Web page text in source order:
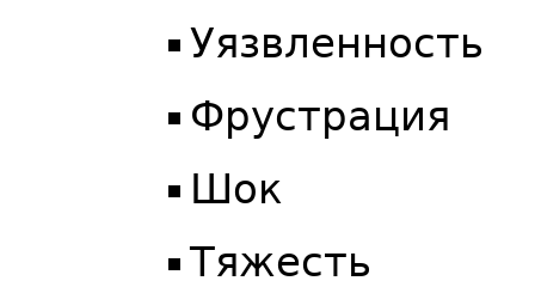
Уязвленность
Фрустрация
Шок
Тяжесть